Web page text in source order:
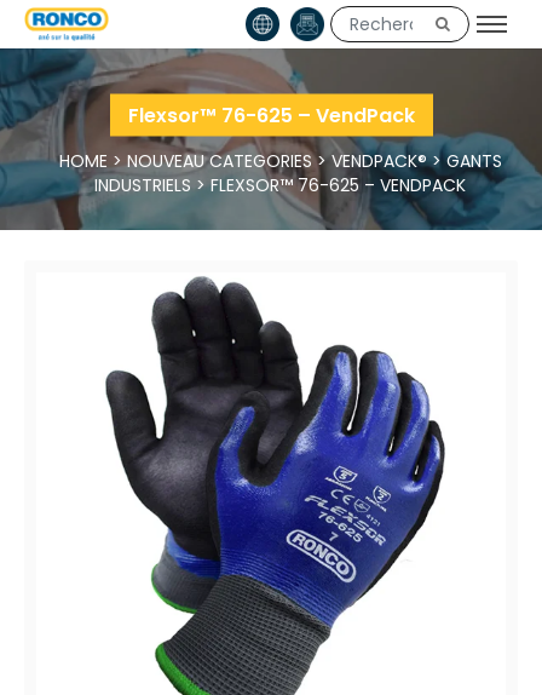
Flexsor™ 76-625 – VendPack
HOME >NOUVEAU CATEGORIES>VENDPACK®>GANTS
INDUSTRIELS >FLEXSOR™ 76-625 – VENDPACK